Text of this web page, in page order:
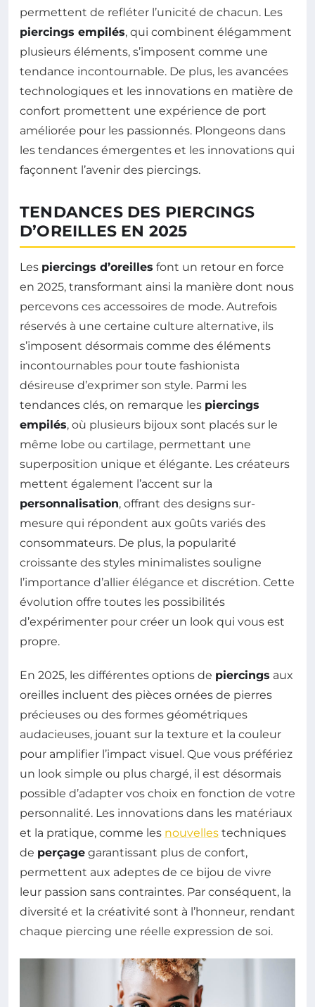
permettent de refléter l’unicité de chacun. Les
piercings empilés, qui combinent élégamment
plusieurs éléments, s’imposent comme une
tendance incontournable. De plus, les avancées
technologiques et les innovations en matière de
confort promettent une expérience de port
améliorée pour les passionnés. Plongeons dans
les tendances émergentes et les innovations qui
façonnent l’avenir des piercings.
TENDANCES DES PIERCINGS
D’OREILLES EN 2025
Les piercings d’oreilles font un retour en force
en 2025, transformant ainsi la manière dont nous
percevons ces accessoires de mode. Autrefois
réservés à une certaine culture alternative, ils
s’imposent désormais comme des éléments
incontournables pour toute fashionista
désireuse d’exprimer son style. Parmi les
tendances clés, on remarque les piercings
empilés, où plusieurs bijoux sont placés sur le
même lobe ou cartilage, permettant une
superposition unique et élégante. Les créateurs
mettent également l’accent sur la
personnalisation, offrant des designs sur-
mesure qui répondent aux goûts variés des
consommateurs. De plus, la popularité
croissante des styles minimalistes souligne
l’importance d’allier élégance et discrétion. Cette
évolution offre toutes les possibilités
d’expérimenter pour créer un look qui vous est
propre.
En 2025, les différentes options de piercings aux
oreilles incluent des pièces ornées de pierres
précieuses ou des formes géométriques
audacieuses, jouant sur la texture et la couleur
pour amplifier l’impact visuel. Que vous préfériez
un look simple ou plus chargé, il est désormais
possible d’adapter vos choix en fonction de votre
personnalité. Les innovations dans les matériaux
et la pratique, comme les nouvelles techniques
de perçage garantissant plus de confort,
permettent aux adeptes de ce bijou de vivre
leur passion sans contraintes. Par conséquent, la
diversité et la créativité sont à l’honneur, rendant
chaque piercing une réelle expression de soi.